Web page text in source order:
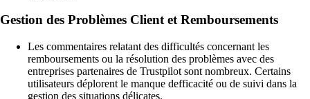
Gestion des Problèmes Client et Remboursements
Les commentaires relatant des difficultés concernant les
remboursements ou la résolution des problèmes avec des
entreprises partenaires de Trustpilot sont nombreux. Certains
utilisateurs déplorent le manque defficacité ou de suivi dans la
gestion des situations délicates.